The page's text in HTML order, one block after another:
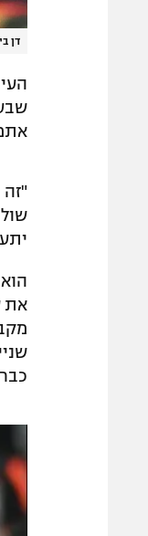
דן
"זה
את